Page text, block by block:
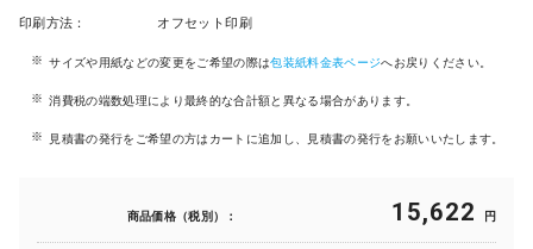
印刷方法： オフセット印刷
サイズや用紙などの変更をご希望の際は包装紙料金表ページへお戻りください。
消費税の端数処理により最終的な合計額と異なる場合があります。
見積書の発行をご希望の方はカートに追加し、見積書の発行をお願いいたします。
商品価格（税別）： 15,622 円